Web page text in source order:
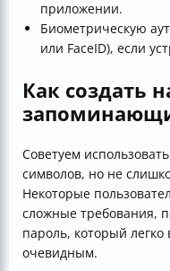
приложении.
Биометрическую
или FaceID), если
Как создать
Советуем
символов, но не
Некоторые
сложные требования,
пароль, который
очевидным.